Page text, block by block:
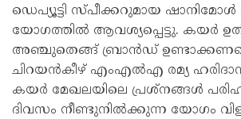
ഡെപ്യൂട്ടി സ്പീക്കറുമായ
യോഗത്തിൽ ആവശ്യപ്പെട്ടു. കയർ
അഞ്ചുതെങ്ങ് ബ്രാൻഡ്
ചിറയൻകീഴ് എംഎൽഎ രമ്യ
കയർ മേഖലയിലെ പ്രശ്നങ്ങൾ
ദിവസം നീണ്ടുനിൽക്കുന്ന യോഗം